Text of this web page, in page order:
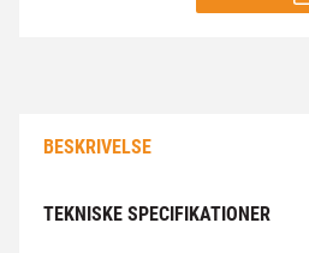
BESKRIVELSE
TEKNISKE SPECIFIKATIONER